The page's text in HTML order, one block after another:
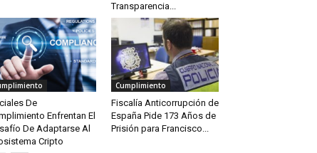
Transparencia...
De
Enfrentan El
De Adaptarse Al
Cripto
Cumplimiento
Fiscalía Anticorrupción de
España Pide 173 Años de
Prisión para Francisco...